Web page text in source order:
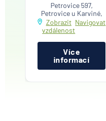
Petrovice 597,
Petrovice u Karviné,
Zobrazit
vzdálenost
Navigovat
Více
informací